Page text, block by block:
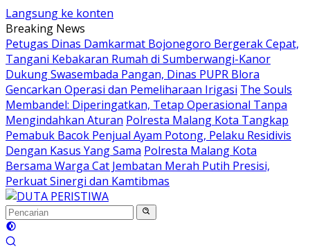
Langsung ke konten
Breaking News
Petugas Dinas Damkarmat Bojonegoro Bergerak Cepat,
Tangani Kebakaran Rumah di Sumberwangi-Kanor
Dukung Swasembada Pangan, Dinas PUPR Blora
Gencarkan Operasi dan Pemeliharaan Irigasi The Souls
Membandel: Diperingatkan, Tetap Operasional Tanpa
Mengindahkan Aturan Polresta Malang Kota Tangkap
Pemabuk Bacok Penjual Ayam Potong, Pelaku Residivis
Dengan Kasus Yang Sama Polresta Malang Kota
Bersama Warga Cat Jembatan Merah Putih Presisi,
Perkuat Sinergi dan Kamtibmas